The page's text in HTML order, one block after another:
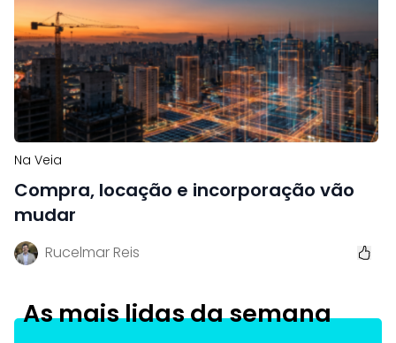
Na Veia
Compra, locação e incorporação vão
mudar
Rucelmar Reis
As mais lidas da semana